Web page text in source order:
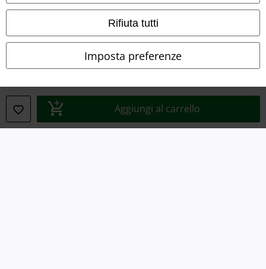
Rifiuta tutti
Imposta preferenze
Aggiungi al carrello
Dichiarazione di Conformità
Informazioni sull'accessibilità
Esercita Recesso
I prezzi sono IVA compresa. Spese ditrasporto escluse